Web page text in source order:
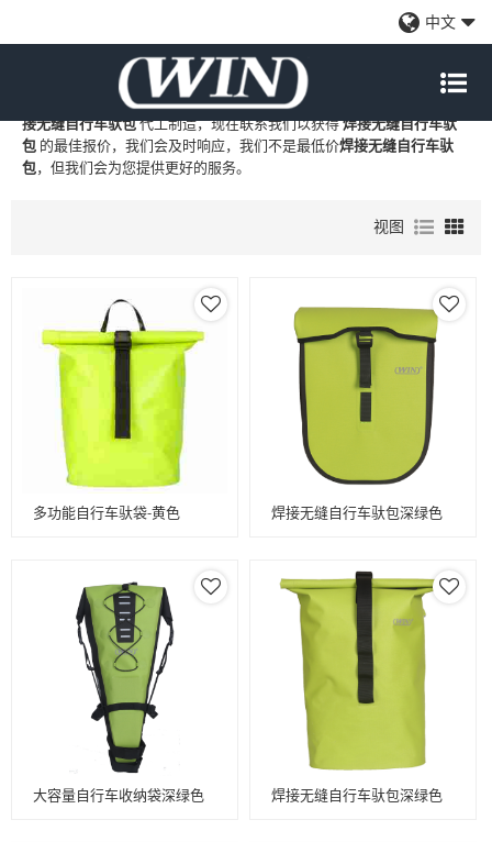
中文
焊接无缝自行车驮包的专业中国制造商和供应商，我们提供定
焊接无缝自行车驮包工厂、自有品牌焊接无缝自行车驮包
接无缝自行车驮包代工制造，现在联系我们以获得焊接无缝自行车驮
包 的最佳报价，我们会及时响应，我们不是最低价焊接无缝自行车驮
包，但我们会为您提供更好的服务。
视图
多功能自行车驮袋-黄色 焊接无缝自行车驮包深绿色
大容量自行车收纳袋深绿色 焊接无缝自行车驮包深绿色